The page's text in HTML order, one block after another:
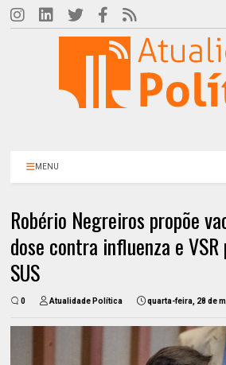
MENU
Robério Negreiros propõe
dose contra influenza e
SUS
0 Atualidade Política quarta-feira, 28 de